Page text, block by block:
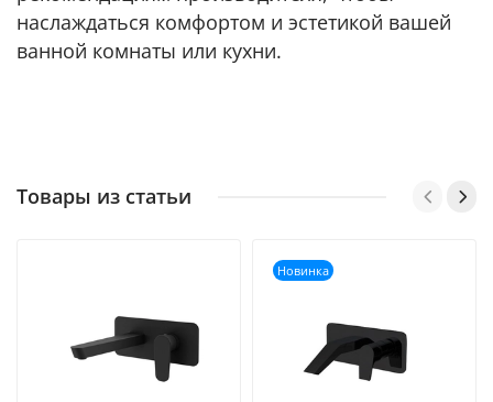
наслаждаться комфортом и эстетикой вашей
ванной комнаты или кухни.
Товары из статьи
Новинка